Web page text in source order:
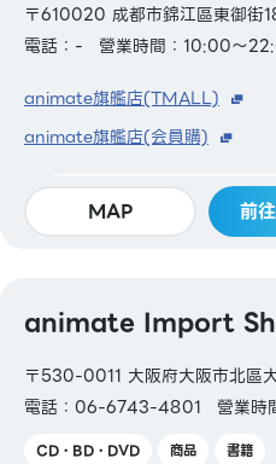
〒610020 成都市錦江區東御街
電話：-
營業時間：10:00～
animate旗艦店(TMALL)
animate旗艦店(会員購)
MAP 前
animate Import
〒530-0011 大阪府大阪市北區
電話：06-6743-4801
營業
CD・BD・DVD 商品 書籍